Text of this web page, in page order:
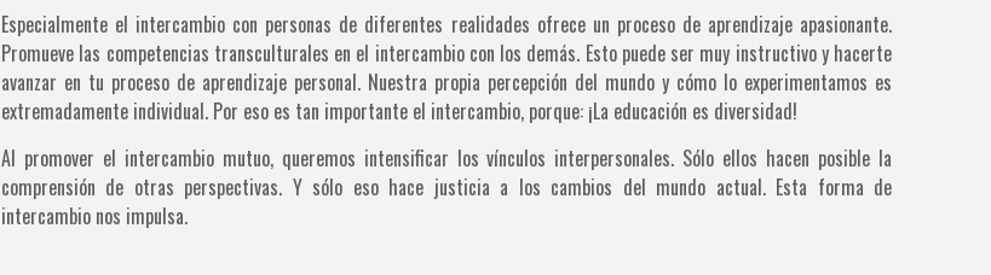
Especialmente el intercambio con personas de diferentes realidades ofrece un proceso de aprendizaje apasionante.
Promueve las competencias transculturales en el intercambio con los demás. Esto puede ser muy instructivo y hacerte
avanzar en tu proceso de aprendizaje personal. Nuestra propia percepción del mundo y cómo lo experimentamos es
extremadamente individual. Por eso es tan importante el intercambio, porque: ¡La educación es diversidad!
Al promover el intercambio mutuo, queremos intensificar los vínculos interpersonales. Sólo ellos hacen posible la
comprensión de otras perspectivas. Y sólo eso hace justicia a los cambios del mundo actual. Esta forma de
intercambio nos impulsa.